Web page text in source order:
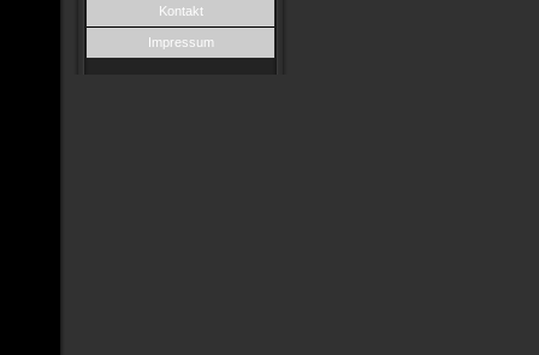
Kontakt
Impressum